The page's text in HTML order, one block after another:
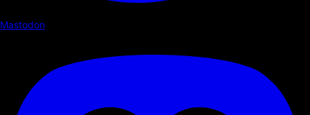
Mastodon